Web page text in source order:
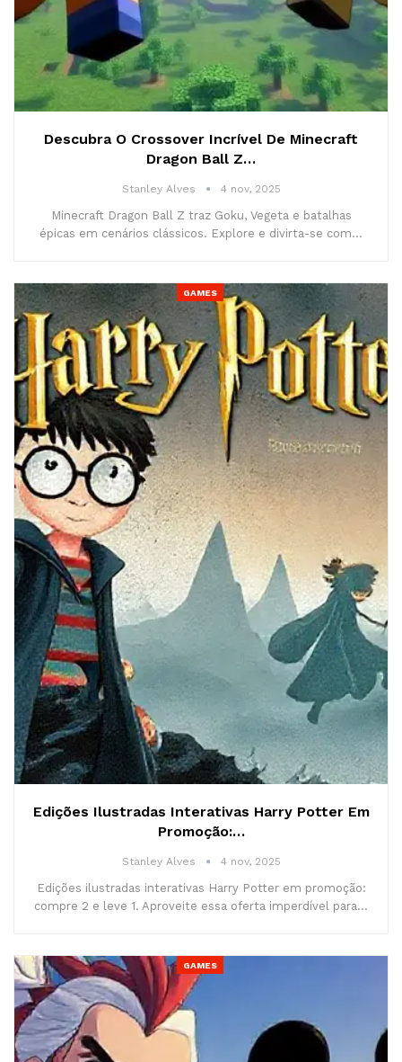
Descubra O Crossover Incrível De Minecraft
Dragon Ball Z…
Stanley Alves 4 nov, 2025
Minecraft Dragon Ball Z traz Goku, Vegeta e batalhas
épicas em cenários clássicos. Explore e divirta-se com…
GAMES
Edições Ilustradas Interativas Harry Potter Em
Promoção:…
Stanley Alves 4 nov, 2025
Edições ilustradas interativas Harry Potter em promoção:
compre 2 e leve 1. Aproveite essa oferta imperdível para…
GAMES